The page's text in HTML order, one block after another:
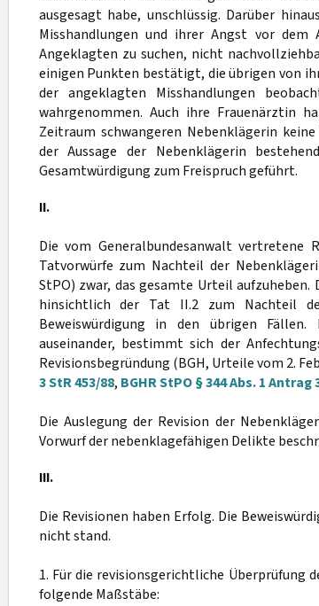
ausgesagt habe, unschlüssig. Darüber
Misshandlungen und ihrer Angst vor
Angeklagten zu suchen, nicht
einigen Punkten bestätigt, die übrigen von
der angeklagten Misshandlungen
wahrgenommen. Auch ihre Frauenärztin
Zeitraum schwangeren Nebenklägerin
der Aussage der Nebenklägerin
Gesamtwürdigung zum Freispruch geführt.
II.
Die vom Generalbundesanwalt vertretene
Tatvorwürfe zum Nachteil der
StPO) zwar, das gesamte Urteil
hinsichtlich der Tat II.2 zum Nachteil
Beweiswürdigung in den übrigen Fällen.
auseinander, bestimmt sich der
Revisionsbegründung (BGH, Urteile vom 2.
3 StR 453/88, BGHR StPO § 344 Abs. 1 Antrag
Die Auslegung der Revision der
Vorwurf der nebenklagefähigen Delikte
III.
Die Revisionen haben Erfolg. Die
nicht stand.
1. Für die revisionsgerichtliche
folgende Maßstäbe: